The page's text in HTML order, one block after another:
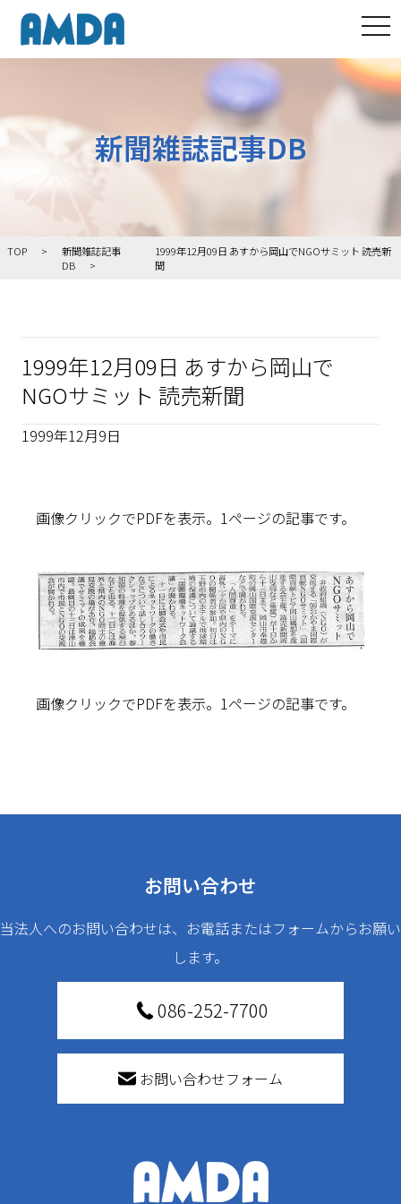
新聞雑誌記事DB
TOP
新聞雑誌記事
DB
1999年12月09日 あすから岡山でNGOサミット 読売新
聞
1999年12月09日 あすから岡山で
NGOサミット 読売新聞
1999年12月9日
画像クリックでPDFを表示。1ページの記事です。
画像クリックでPDFを表示。1ページの記事です。
お問い合わせ
当法人へのお問い合わせは、お電話またはフォームからお願い
します。
086-252-7700
お問い合わせフォーム